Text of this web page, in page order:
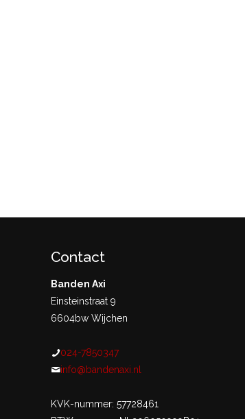
Contact
Banden Axi
Einsteinstraat 9
6604bw Wijchen
024-7850347
info@bandenaxi.nl
KVK-nummer: 57728461